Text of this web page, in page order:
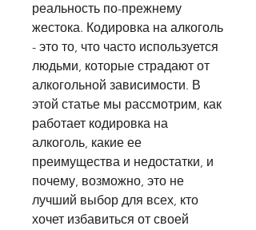
реальность по-прежнему
жестока. Кодировка на алкоголь
- это то, что часто используется
людьми, которые страдают от
алкогольной зависимости. В
этой статье мы рассмотрим, как
работает кодировка на
алкоголь, какие ее
преимущества и недостатки, и
почему, возможно, это не
лучший выбор для всех, кто
хочет избавиться от своей